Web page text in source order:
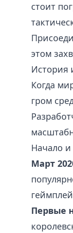
стоит
этом
История
Когда
гром
Начало и
Март
Первые